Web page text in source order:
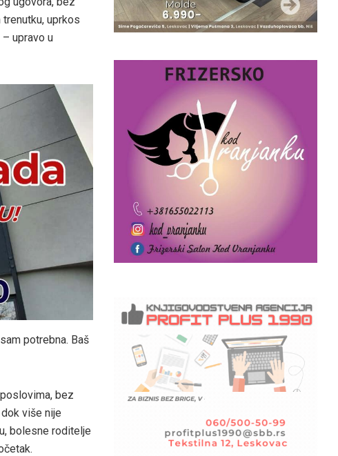
uprkos
upravo u
potrebna. Baš
bez
više nije
bolesne roditelje